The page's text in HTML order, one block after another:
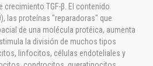
TGF-β. El contenido
las proteínas "reparadoras" que
de una molécula protéica, aumenta
la división de muchos tipos
linfocitos, células endoteliales y